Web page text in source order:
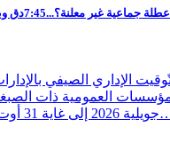
معلنة؟...7:45دق وبعض الإدارات مازالت مغلقة
الإداري الصيفي
العمومية ذات
31 أوت 2026 وذلك على النحو…